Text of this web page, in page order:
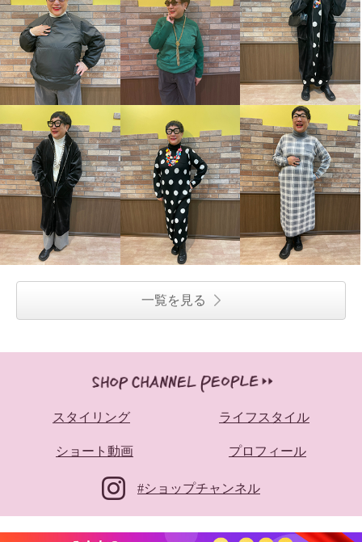
一覧を見る
スタイリング ライフスタイル
ショート動画 プロフィール
#ショップチャンネル